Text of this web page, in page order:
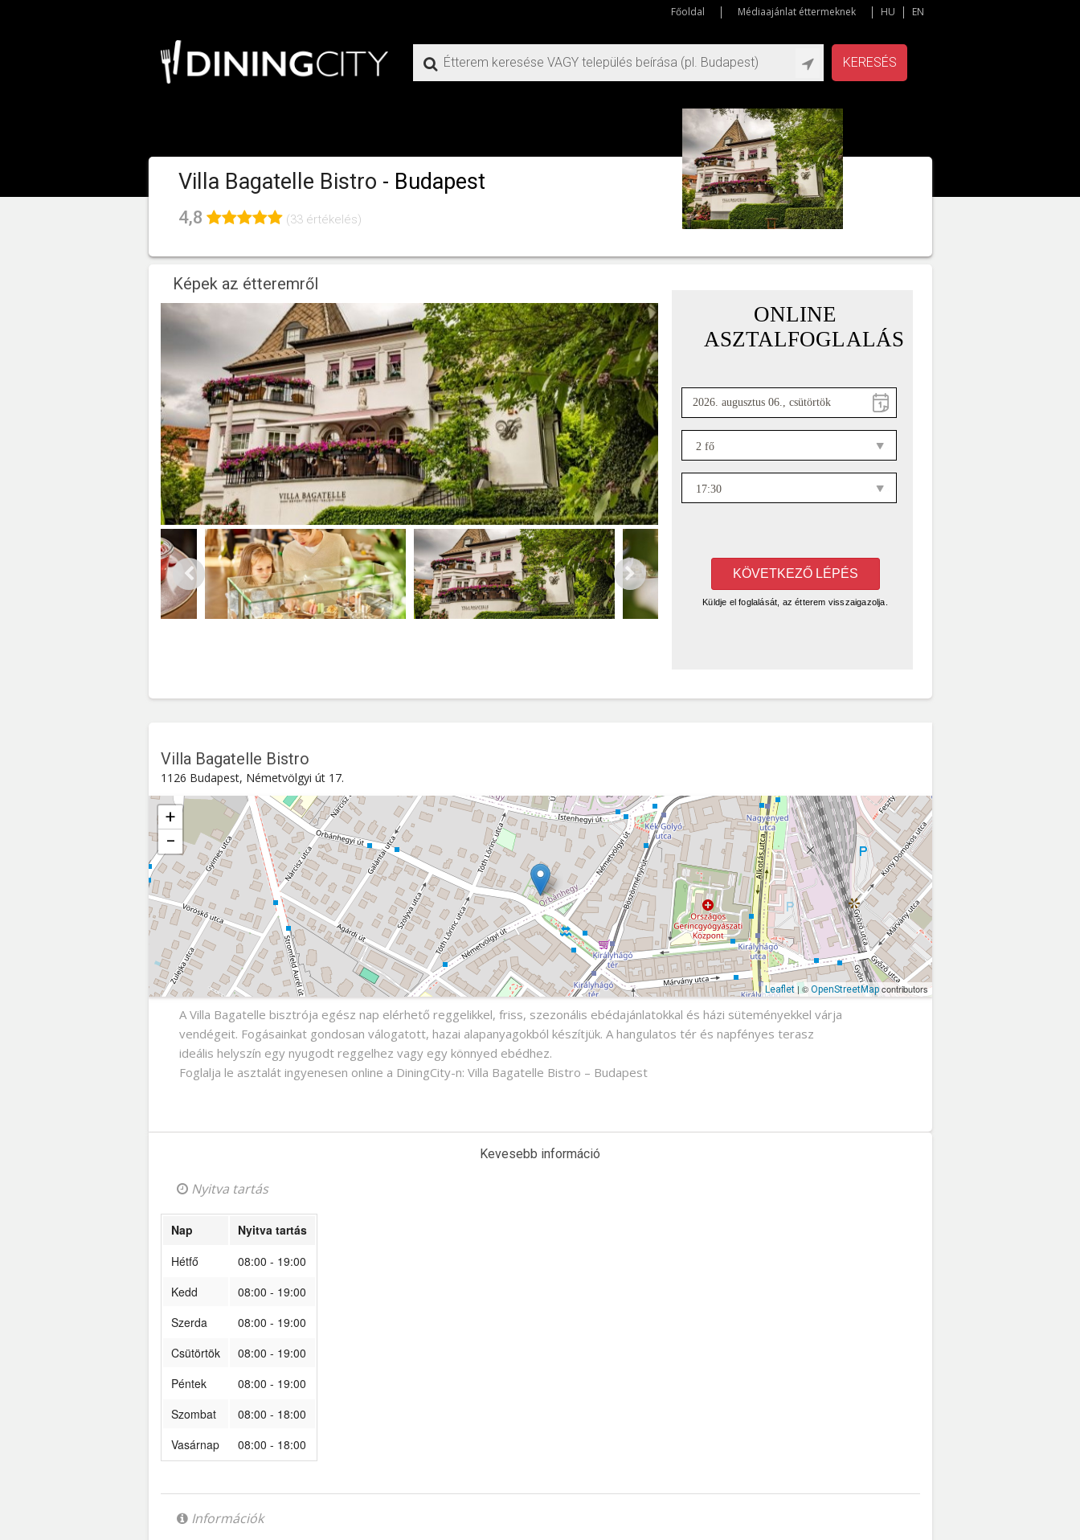
Főoldal Médiaajánlat éttermeknek HU EN
KERESÉS
Villa Bagatelle Bistro - Budapest
4,8 (33 értékelés)
Képek az étteremről
Villa Bagatelle Bistro
1126 Budapest, Németvölgyi út 17.
+
−
Leaflet| © OpenStreetMapcontributors
Villa Bagatelle Bistro
Németvölgyi út 17. , 1126
Budapest
A Villa Bagatelle bisztrója egész nap elérhető reggelikkel, friss, szezonális ebédajánlatokkal és házi süteményekkel várja
vendégeit. Fogásainkat gondosan válogatott, hazai alapanyagokból készítjük. A hangulatos tér és napfényes terasz
ideális helyszín egy nyugodt reggelhez vagy egy könnyed ebédhez.
Foglalja le asztalát ingyenesen online a DiningCity-n: Villa Bagatelle Bistro – Budapest
Kevesebb információ
Nyitva tartás
Nap
Nyitva tartás
Hétfő
08:00 - 19:00
Kedd
08:00 - 19:00
Szerda
08:00 - 19:00
Csütörtök
08:00 - 19:00
Péntek
08:00 - 19:00
Szombat
08:00 - 18:00
Vasárnap
08:00 - 18:00
Információk